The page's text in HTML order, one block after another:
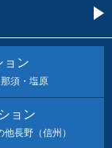
ョン
那須・塩原
ョン
他長野（信州）